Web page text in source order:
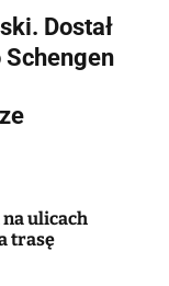
Dostał
ulicach
trasę